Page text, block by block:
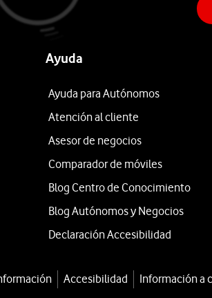
Ayuda
Ayuda para Autónomos
Atención al cliente
Asesor de negocios
Comparador de móviles
Blog Centro de Conocimiento
Blog Autónomos y Negocios
Declaración Accesibilidad
Accesibilidad Información a